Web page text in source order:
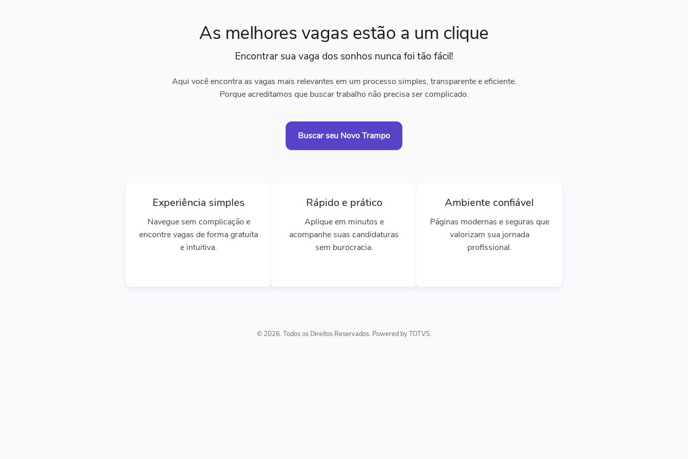
As melhores vagas estão a um clique
Encontrar sua vaga dos sonhos nunca foi tão fácil!
Aqui você encontra as vagas mais relevantes em um processo simples, transparente e eficiente.
Porque acreditamos que buscar trabalho não precisa ser complicado.
Buscar seu Novo Trampo
Experiência simples
Navegue sem complicação e
encontre vagas de forma gratuita
e intuitiva.
Rápido e prático
Aplique em minutos e
acompanhe suas candidaturas
sem burocracia.
Ambiente confiável
Páginas modernas e seguras que
valorizam sua jornada
profissional.
© 2026. Todos os Direitos Reservados. Powered by TOTVS.